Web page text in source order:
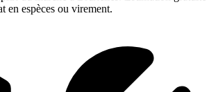
en espèces ou virement.